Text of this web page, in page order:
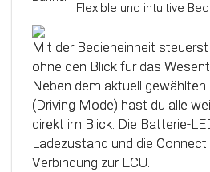
Flexible und intuitive
Mit der Bedieneinheit steuerst
ohne den Blick für das
Neben dem aktuell
(Driving Mode) hast du alle
direkt im Blick. Die Batterie-
Ladezustand und die
Verbindung zur ECU.
Das Steuergerät (ECU) verfügt
intelligente Kalibrierfunktion.
Einbau des IOPEDAL werden
Informationen des
analysiert und zu einem
Kennfeld verarbeitet. Dadurch
einzelnen Fahrmodi
automatisch an die